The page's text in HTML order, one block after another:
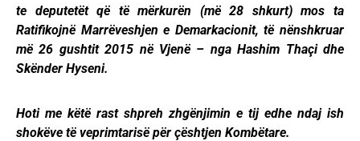
te deputetët që të mërkurën (më 28 shkurt) mos ta
Ratifikojnë Marrëveshjen e Demarkacionit, të nënshkruar
më 26 gushtit 2015 në Vjenë – nga Hashim Thaçi dhe
Skënder Hyseni.
Hoti me këtë rast shpreh zhgënjimin e tij edhe ndaj ish
shokëve të veprimtarisë për çështjen Kombëtare.